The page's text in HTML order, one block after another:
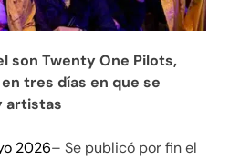
son Twenty One Pilots,
tres días en que se
artistas
2026– Se publicó por fin el